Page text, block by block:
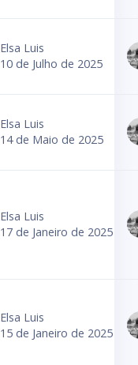
Elsa Luis
10 de Julho de 2025
Elsa Luis
14 de Maio de 2025
Elsa Luis
17 de Janeiro de 2025
Elsa Luis
15 de Janeiro de 2025